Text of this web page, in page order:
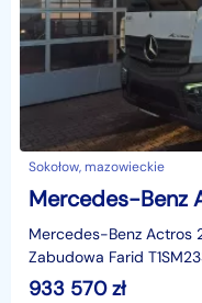
Sokołow, mazowieckie
Mercedes-Benz Actros
Zabudowa Farid
Norma emisji spalin:
933 570zł